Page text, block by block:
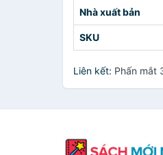
Nhà xuất bản
SKU
Liên kết: Phấn mắt